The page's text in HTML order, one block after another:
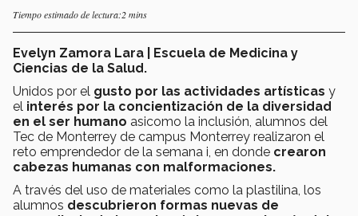
Tiempo estimado de lectura:2 mins
Evelyn Zamora Lara | Escuela de Medicina y
Ciencias de la Salud.
Unidos por el gusto por las actividades artísticas y
el interés por la concientización de la diversidad
en el ser humano asicomo la inclusión, alumnos del
Tec de Monterrey de campus Monterrey realizaron el
reto emprendedor de la semana i, en donde crearon
cabezas humanas con malformaciones.
A través del uso de materiales como la plastilina, los
alumnos descubrieron formas nuevas de